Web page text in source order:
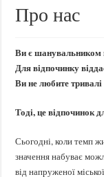
Про нас
Ви є шанувальником
Для відпочинку
Ви не любите тривалі
Тоді, це відпочинок
Сьогодні, коли темп
значення набуває
від напруженої